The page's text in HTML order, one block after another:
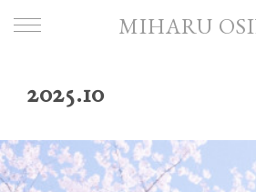
MIHARU
2025.10